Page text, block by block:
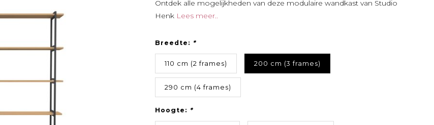
Ontdek alle mogelijkheden van deze modulaire wandkast van Studio
Henk Lees meer..
Breedte: *
110 cm (2 frames) 200 cm (3 frames)
290 cm (4 frames)
Hoogte: *